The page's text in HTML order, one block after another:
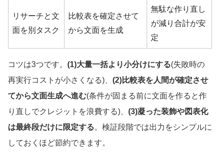
リサーチと文
面を別タスク
比較表を確定させて
から文面を生成
無駄な作り直し
が減り合計が安
定
コツは3つです。 (1)大量一括より小分けにする(失敗時の
再実行コストが小さくなる)、 (2)比較表を人間が確定させ
てから文面生成へ進む(条件が固まる前に文面を作ると作
り直しでクレジットを浪費する)、 (3)凝った装飾や図表化
は最終段だけに限定する。検証段階では出力をシンプルに
しておくほど節約できます。